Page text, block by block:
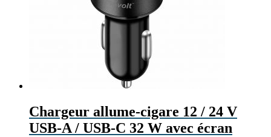
Chargeur allume-cigare 12 / 24 V
USB-A / USB-C 32 W avec écran